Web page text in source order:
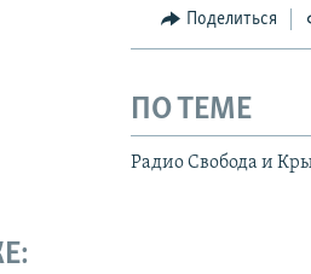
Поделиться
ПО ТЕМЕ
Радио Свобода и